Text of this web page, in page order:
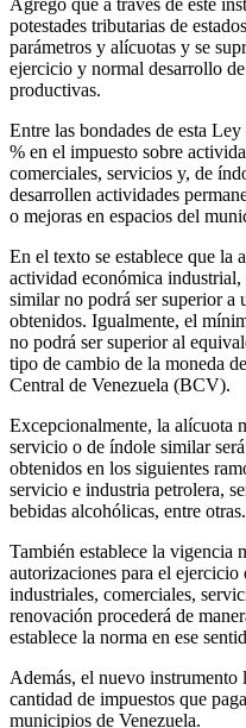
potestades tributarias de
parámetros y alícuotas y se
ejercicio y normal desarrollo
productivas.
Entre las bondades de esta
% en el impuesto sobre
comerciales, servicios y, de
desarrollen actividades
o mejoras en espacios del
En el texto se establece que la
actividad económica
similar no podrá ser superior a
obtenidos. Igualmente, el
no podrá ser superior al
tipo de cambio de la moneda
Central de Venezuela (BCV).
Excepcionalmente, la alícuota
servicio o de índole similar
obtenidos en los siguientes
servicio e industria petrolera,
bebidas alcohólicas, entre otras.
También establece la vigencia
autorizaciones para el ejercicio
industriales, comerciales,
renovación procederá de
establece la norma en ese
Además, el nuevo
cantidad de impuestos que
municipios de Venezuela.